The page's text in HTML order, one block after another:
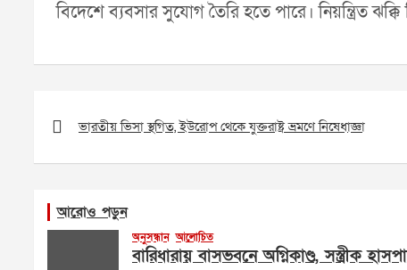
বিদেশে ব্যবসার সুযোগ তৈরি হতে পারে। নিয়ন্ত্রিত
navigation
ভারতীয় ভিসা স্থগিত, ইউরোপ থেকে যুক্তরাষ্ট্র ভ্রমণে নিষেধাজ্ঞা
আরোও পড়ুন
অনুসন্ধান আলোচিত
বারিধারায় বাসভবনে অগ্নিকাণ্ড, সস্ত্রীক